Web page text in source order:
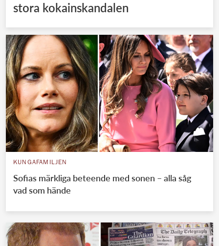
stora kokainskandalen
KUNGAFAMILJEN
Sofias märkliga beteende med sonen – alla såg
vad som hände